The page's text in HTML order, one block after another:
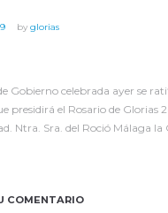
by glorias
Gobierno celebrada ayer se
presidirá el Rosario de Glorias
Ntra. Sra. del Roció Málaga la
COMENTARIO